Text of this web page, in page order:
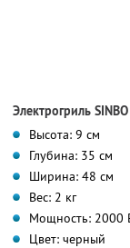
Электрогриль
Высота: 9 см
Глубина: 35 см
Ширина: 48 см
Вес: 2 кг
Мощность: 2000
Цвет: черный